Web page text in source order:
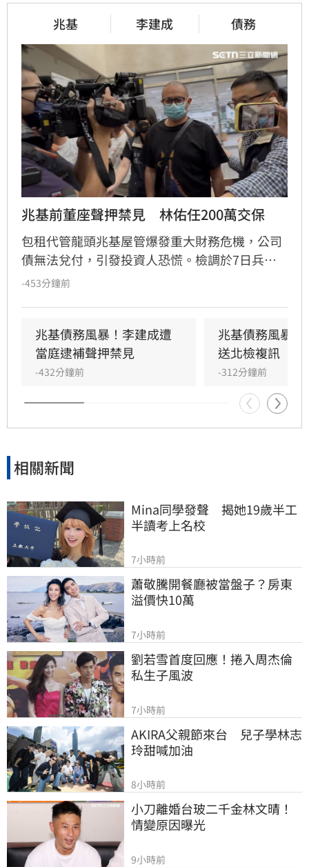
兆基 李建成 債務
兆基前董座聲押禁見　林佑任200萬交保
包租代管龍頭兆基屋管爆發重大財務危機，公司
債無法兌付，引發投資人恐慌。檢調於7日兵分
多路搜索，約談前董事長李建成及共同創辦人林
私用及支付前妻開銷，涉犯侵占與背信罪，檢方
複訊後將其當庭逮捕並聲押禁見。林佑任則以
200萬元交保。此外，宏碁集團因發現兆基內部
管理缺失，宣布法人代表李文詳辭去兆基董事長
職務。
-453分鐘前
兆基債務風暴！李建成遭
當庭逮補聲押禁見
-432分鐘前
兆基債務風暴
送北檢複訊
-312分鐘前
相關新聞
Mina同學發聲　揭她19歲半工
半讀考上名校
7小時前
蕭敬騰開餐廳被當盤子？房東
溢價快10萬
7小時前
劉若雪首度回應！捲入周杰倫
私生子風波
7小時前
AKIRA父親節來台　兒子學林志
玲甜喊加油
8小時前
小刀離婚台玻二千金林文晴！
情變原因曝光
9小時前